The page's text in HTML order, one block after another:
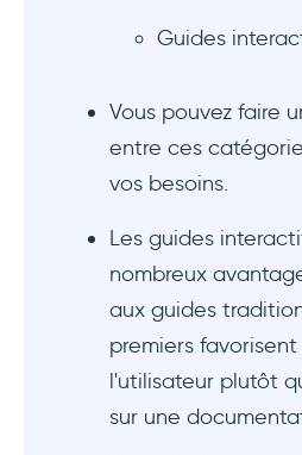
Guides
Vous pouvez faire
entre ces
vos besoins.
Les guides
nombreux
aux guides
premiers
l'utilisateur plutôt
sur une